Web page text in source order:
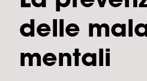
delle
mentali